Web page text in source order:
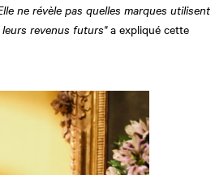
ne révèle pas quelles marques utilisent
revenus futurs"a expliqué cette